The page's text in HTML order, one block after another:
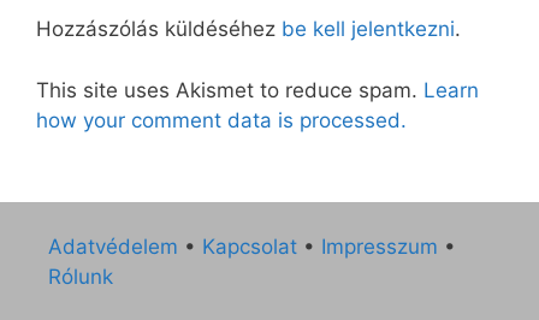
Hozzászólás küldéséhez be kell jelentkezni.
This site uses Akismet to reduce spam. Learn
how your comment data is processed.
Adatvédelem • Kapcsolat • Impresszum •
Rólunk